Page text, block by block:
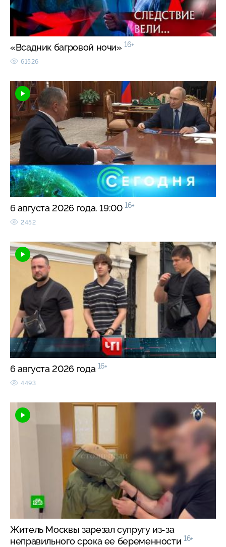
«Всадник багровой ночи» 16+
61526
6 августа 2026 года. 19:00 16+
2452
6 августа 2026 года 16+
4493
Житель Москвы зарезал супругу из-за
неправильного срока ее беременности 16+